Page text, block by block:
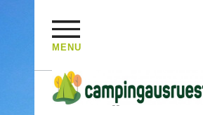
MENU
HOME/ Posts Tagged "Kälte"